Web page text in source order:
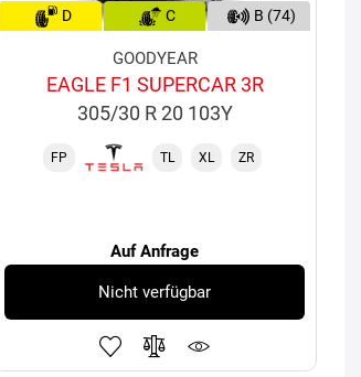
D C B (74)
GOODYEAR
EAGLE F1 SUPERCAR 3R
305/30 R 20 103Y
FP TL XL ZR
Auf Anfrage
Nicht verfügbar